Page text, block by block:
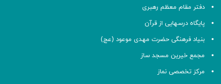
دفتر مقام معظم رهبری
پایگاه درسهایی از قرآن
بنیاد فرهنگی حضرت مهدی موعود (عج)
مجمع خیرین مسجد ساز
مرکز تخصصی نماز